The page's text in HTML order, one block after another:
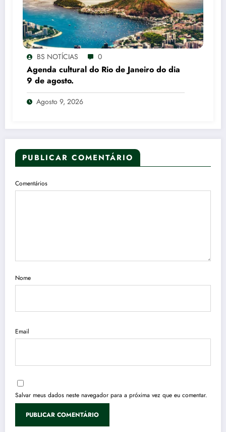
BS NOTÍCIAS 0
Agenda cultural do Rio de Janeiro do dia
9 de agosto.
Agosto 9, 2026
PUBLICAR COMENTÁRIO
Comentários
Nome
Email
Salvar meus dados neste navegador para a próxima vez que eu comentar.